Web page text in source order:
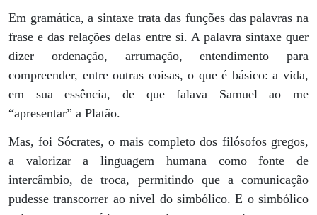
Em gramática, a sintaxe trata das funções das palavras na
frase e das relações delas entre si. A palavra sintaxe quer
dizer ordenação, arrumação, entendimento para
compreender, entre outras coisas, o que é básico: a vida,
em sua essência, de que falava Samuel ao me
“apresentar” a Platão.
Mas, foi Sócrates, o mais completo dos filósofos gregos,
a valorizar a linguagem humana como fonte de
intercâmbio, de troca, permitindo que a comunicação
pudesse transcorrer ao nível do simbólico. E o simbólico